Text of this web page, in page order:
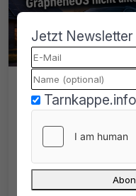
Volkswagen
GrapheneOS-
Die Volkswagen
mehr mit dem
Betriebssystem
Jetzt Newsletter